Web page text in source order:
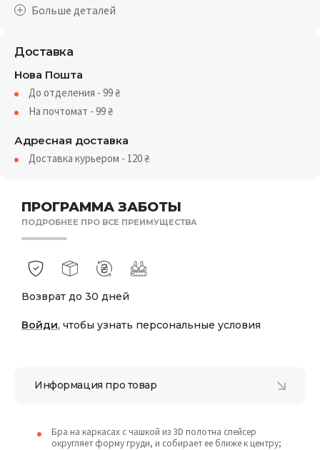
ПРОГРАММА ЗАБОТЫ
ПОДРОБНЕЕ ПРО ВСЕ ПРЕИМУЩЕСТВА
Возврат до 30 дней
Войди, чтобы узнать персональные условия
Доставка
Нова Пошта
До отделения - 99₴
На почтомат - 99₴
Адресная доставка
Доставка курьером - 120₴
Информация про товар
Бра на каркасах с чашкой из 3D полотна спейсер
округляет форму груди, и собирает ее ближе к центру;